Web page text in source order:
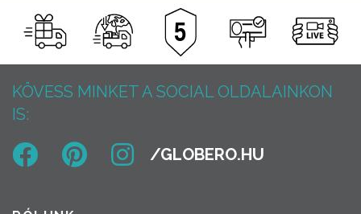
KÖVESS MINKET A SOCIAL OLDALAINKON
IS: